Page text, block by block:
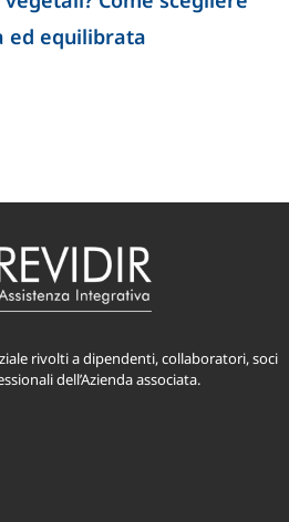
per lo studio
rivolti a dipendenti, collaboratori, soci